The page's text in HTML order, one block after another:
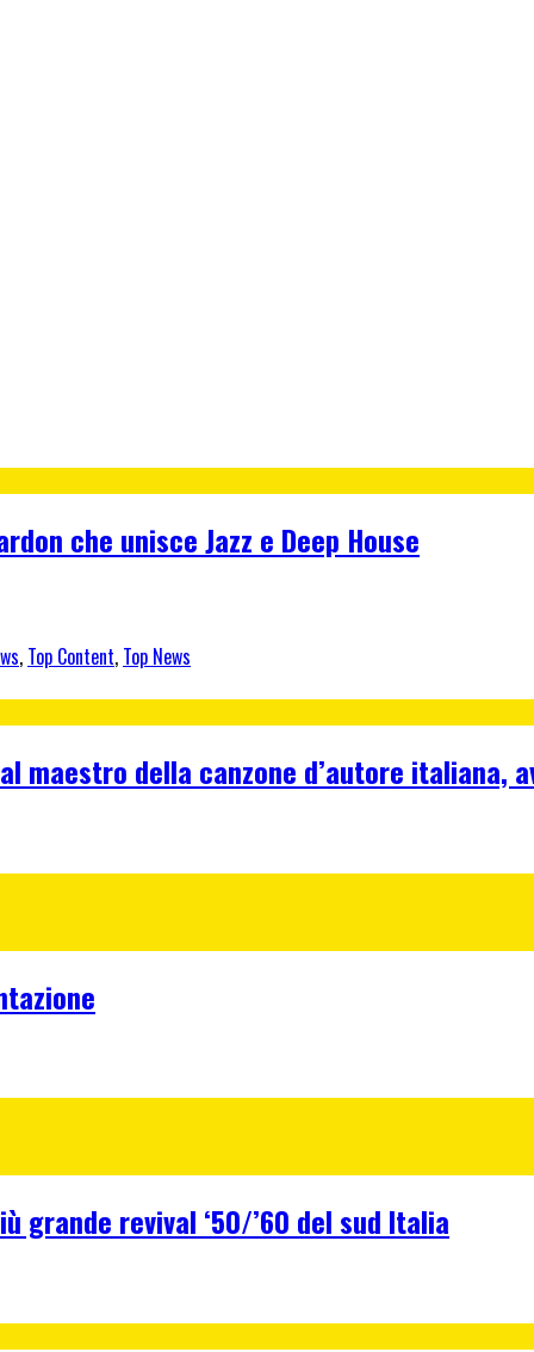
che unisce Jazz e Deep House
, Top Content, Top News
maestro della canzone d’autore italiana,
grande revival ‘50/’60 del sud Italia